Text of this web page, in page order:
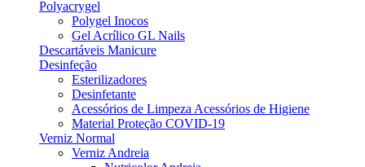
Polyacrygel
Polygel Inocos
Gel Acrílico GL Nails
Descartáveis Manicure
Desinfeção
Esterilizadores
Desinfetante
Acessórios de Limpeza Acessórios de Higiene
Material Proteção COVID-19
Verniz Normal
Verniz Andreia